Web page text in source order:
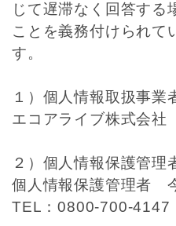
じて遅滞なく回答する
ことを義務付けられて
す。
１）個人情報取扱事業
エコアライブ株式会社
２）個人情報保護管理
個人情報保護管理者
TEL：0800-700-4147